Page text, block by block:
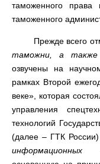
таможенного
таможенного
Прежде всего
таможни, а также
озвучены на
рамках Второй
веке», которая
управления
технологий
(далее – ГТК